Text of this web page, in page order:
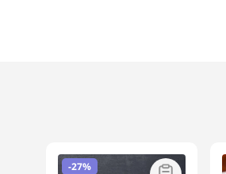
-27%